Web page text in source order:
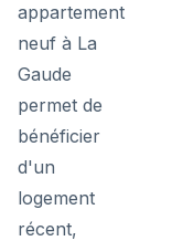
appartement
neuf à La
Gaude
permet de
bénéficier
d'un
logement
récent,